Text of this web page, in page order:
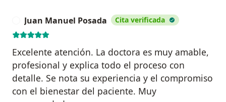
Juan Manuel Posada Cita verificada
Excelente atención. La doctora es muy amable,
profesional y explica todo el proceso con
detalle. Se nota su experiencia y el compromiso
con el bienestar del paciente. Muy